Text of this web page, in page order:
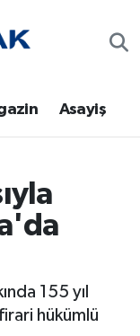
Asayiş
155 yıl
hükümlü